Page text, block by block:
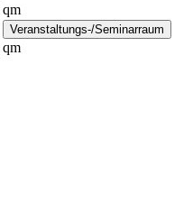
qm
Veranstaltungs-/Seminarraum
qm